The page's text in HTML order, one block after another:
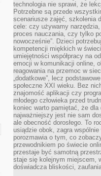
technologia nie sprawi, że
Potrzebne są przede
scenariusze zajęć, szkolenia
cele: czy używamy
proces nauczania, czy tylko
nowocześnie”. Dzieci
kompetencji miękkich w
umiejętności współpracy na
emocji w komunikacji online,
reagowania na przemoc w
„dodatkowe”, lecz
społeczne XXI wieku. Bez
znajomość aplikacji czy
młodego człowieka przed
koniec warto pamiętać, że dla
najważniejszy jest nie sam
ale obecność dorosłego. To
usiądzie obok, zagra
porozmawia o tym, co
przewodnikiem po świecie
przestaje być samotną
staje się kolejnym miejscem,
doświadcza bliskości,